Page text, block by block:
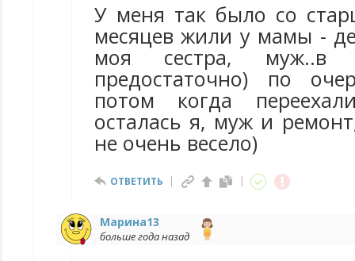
У меня так было со
месяцев жили у мамы -
моя сестра, муж..в
предостаточно) по
потом когда
осталась я, муж и
не очень весело)
ОТВЕТИТЬ
Марина13
больше года назад